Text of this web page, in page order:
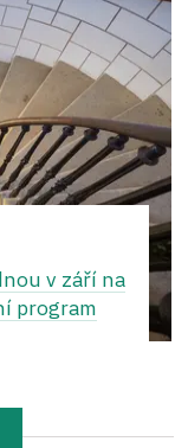
v září na
program